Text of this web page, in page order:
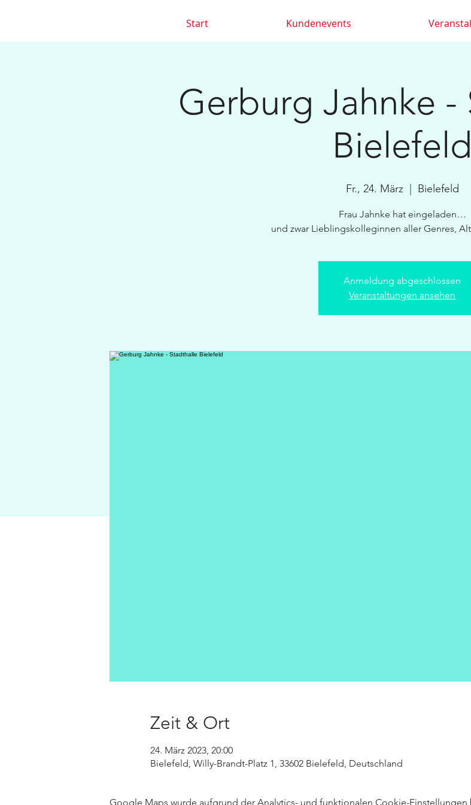
Start Kundenevents
Gerburg Jahnke -
Bielefeld
Fr., 24. März
  |
Bielefeld
Frau Jahnke hat eingeladen…
Anmeldung abgeschlossen
Veranstaltungen ansehen
Zeit & Ort
24. März 2023, 20:00
Bielefeld, Willy-Brandt-Platz 1, 33602 Bielefeld, Deutschland
Google Maps wurde aufgrund der Analytics- und funktionalen Cookie-Einstellungen